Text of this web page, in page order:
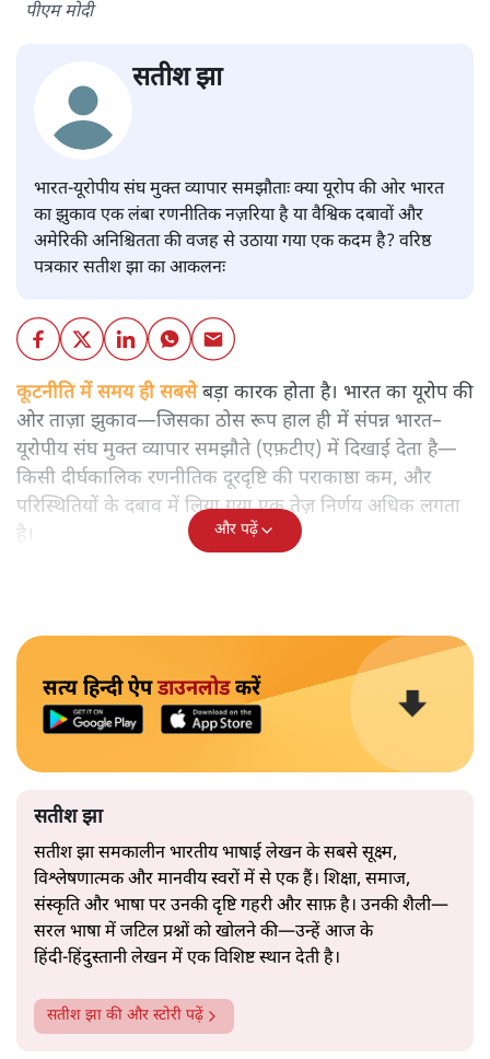
पीएम मोदी
सतीश झा
भारत-यूरोपीय संघ मुक्त व्यापार समझौताः क्या यूरोप की ओर भारत
का झुकाव एक लंबा रणनीतिक नज़रिया है या वैश्विक दबावों और
अमेरिकी अनिश्चितता की वजह से उठाया गया एक कदम है? वरिष्ठ
पत्रकार सतीश झा का आकलनः
कूटनीति में समय ही सबसेबड़ा कारक होता है। भारत का यूरोप की
ओर ताज़ा झुकाव—जिसका ठोस रूप हाल ही में संपन्न भारत–
यूरोपीय संघ मुक्त व्यापार समझौते (एफ़टीए) में दिखाई देता है—
किसी दीर्घकालिक रणनीतिक दूरदृष्टि की पराकाष्ठा कम, और
परिस्थितियों के दबाव में लिया गया एक तेज़ निर्णय अधिक लगता
है।
और पढ़ें
सत्य हिन्दी ऐपडाउनलोडकरें
सतीश झा
सतीश झा समकालीन भारतीय भाषाई लेखन के सबसे सूक्ष्म,
विश्लेषणात्मक और मानवीय स्वरों में से एक हैं। शिक्षा, समाज,
संस्कृति और भाषा पर उनकी दृष्टि गहरी और साफ़ है। उनकी शैली—
सरल भाषा में जटिल प्रश्नों को खोलने की—उन्हें आज के
हिंदी‑हिंदुस्तानी लेखन में एक विशिष्ट स्थान देती है।
सतीश झा की और स्टोरी पढ़ें